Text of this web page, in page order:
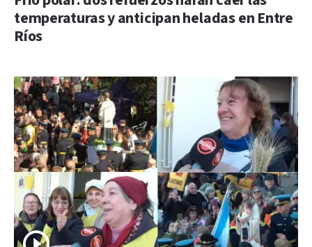
temperaturas y anticipan heladas en Entre
Ríos